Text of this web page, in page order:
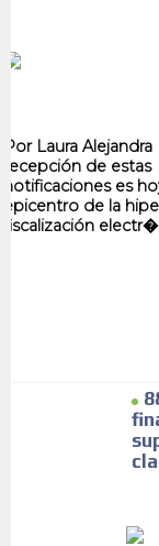
Por Laura
recepción de estas
notificaciones es
epicentro de la
fiscalización